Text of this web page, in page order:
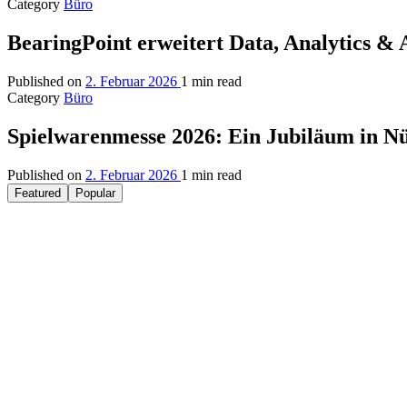
Category Büro
BearingPoint erweitert Data, Analytics &
Published on 2. Februar 2026 1 min read
Category Büro
Spielwarenmesse 2026: Ein Jubiläum in
Published on 2. Februar 2026 1 min read
Featured Popular